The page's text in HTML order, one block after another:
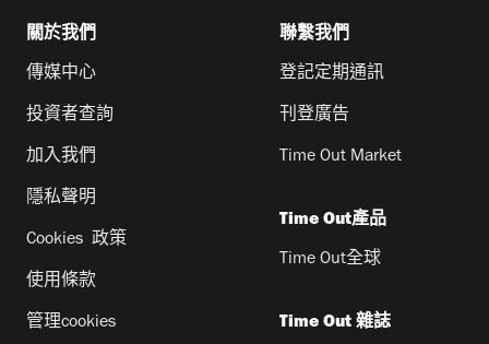
關於我們
傳媒中心
投資者查詢
加入我們
隱私聲明
Cookies 政策
使用條款
管理cookies
聯繫我們
登記定期通訊
刊登廣告
Time Out Market
Time Out產品
Time Out全球
Time Out 雜誌